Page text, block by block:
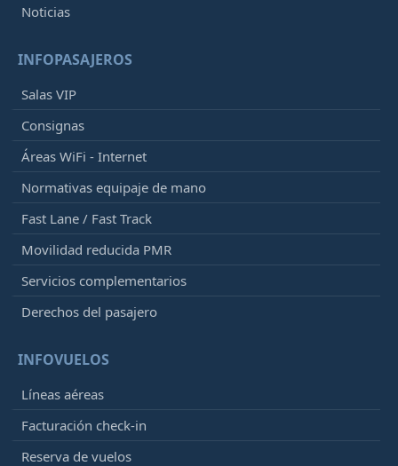
Noticias
INFOPASAJEROS
Salas VIP
Consignas
Áreas WiFi - Internet
Normativas equipaje de mano
Fast Lane / Fast Track
Movilidad reducida PMR
Servicios complementarios
Derechos del pasajero
INFOVUELOS
Líneas aéreas
Facturación check-in
Reserva de vuelos